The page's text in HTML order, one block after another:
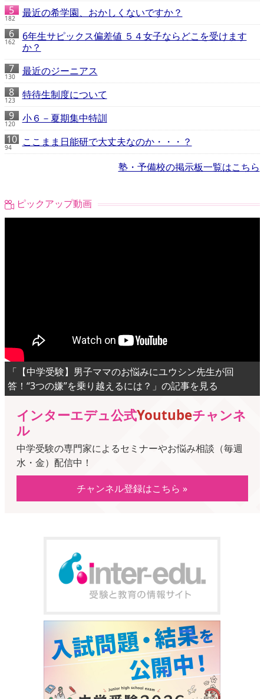
182 最近の希学園、おかしくないですか？
162
6年生サピックス偏差値 ５４女子ならどこを受けます
か？
130 最近のジーニアス
123 特待生制度について
120 小６－夏期集中特訓
94
ここまま日能研で大丈夫なのか・・・？
塾・予備校の掲示板一覧はこちら
ピックアップ動画
「【中学受験】男子ママのお悩みにユウシン先生が回
答！“3つの嫌”を乗り越えるには？」の記事を見る
インターエデュ公式Youtubeチャンネ
ル
中学受験の専門家によるセミナーやお悩み相談（毎週
水・金）配信中！
チャンネル登録はこちら »